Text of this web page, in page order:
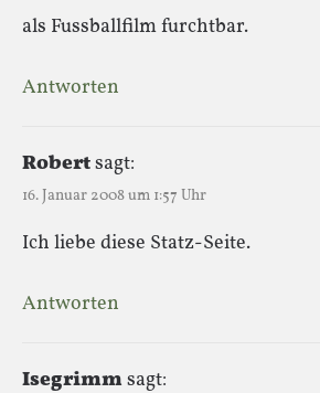
als Fussballfilm furchtbar.
Antworten
Robertsagt:
16. Januar 2008 um 1:57 Uhr
Ich liebe diese Statz-Seite.
Antworten
Isegrimmsagt: